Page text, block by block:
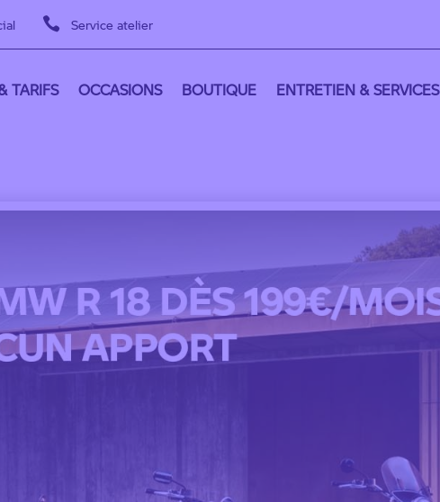
 Service atelier
TARIFS OCCASIONS BOUTIQUE ENTRETIEN & SERVICES